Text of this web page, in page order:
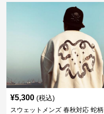
¥5,300 (税込)
スウェットメンズ 春秋対応 蛇柄